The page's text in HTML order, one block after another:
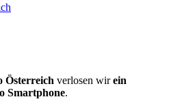
Österreich verlosen wirein
Smartphone.